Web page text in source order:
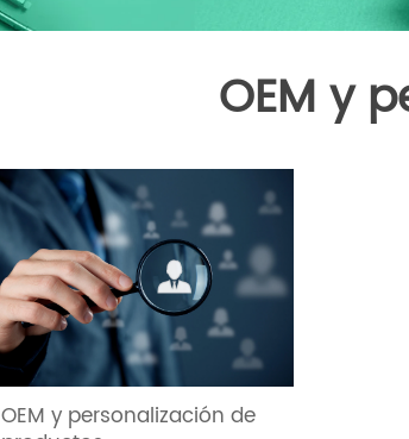
OEM y
OEM y personalización de